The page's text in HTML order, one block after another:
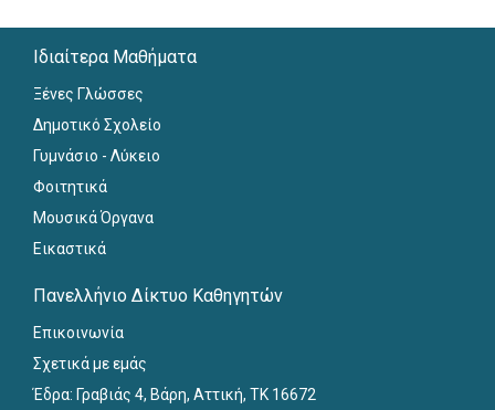
Ιδιαίτερα Μαθήματα
Ξένες Γλώσσες
Δημοτικό Σχολείο
Γυμνάσιο - Λύκειο
Φοιτητικά
Μουσικά Όργανα
Εικαστικά
Πανελλήνιο Δίκτυο Καθηγητών
Επικοινωνία
Σχετικά με εμάς
Έδρα: Γραβιάς 4, Βάρη, Αττική, ΤΚ 16672